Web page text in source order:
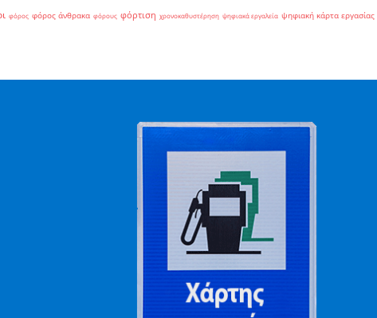
φόρος φόρος άνθρακα φόρους φόρτιση χρονοκαθυστέρηση ψηφιακά εργαλεία ψηφιακή κάρτα εργασίας